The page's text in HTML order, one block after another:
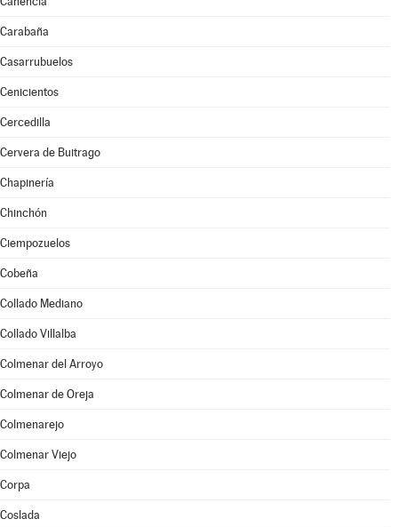
Carabaña
Casarrubuelos
Cenicientos
Cercedilla
Cervera de Buitrago
Chapinería
Chinchón
Ciempozuelos
Cobeña
Collado Mediano
Collado Villalba
Colmenar del Arroyo
Colmenar de Oreja
Colmenarejo
Colmenar Viejo
Corpa
Coslada